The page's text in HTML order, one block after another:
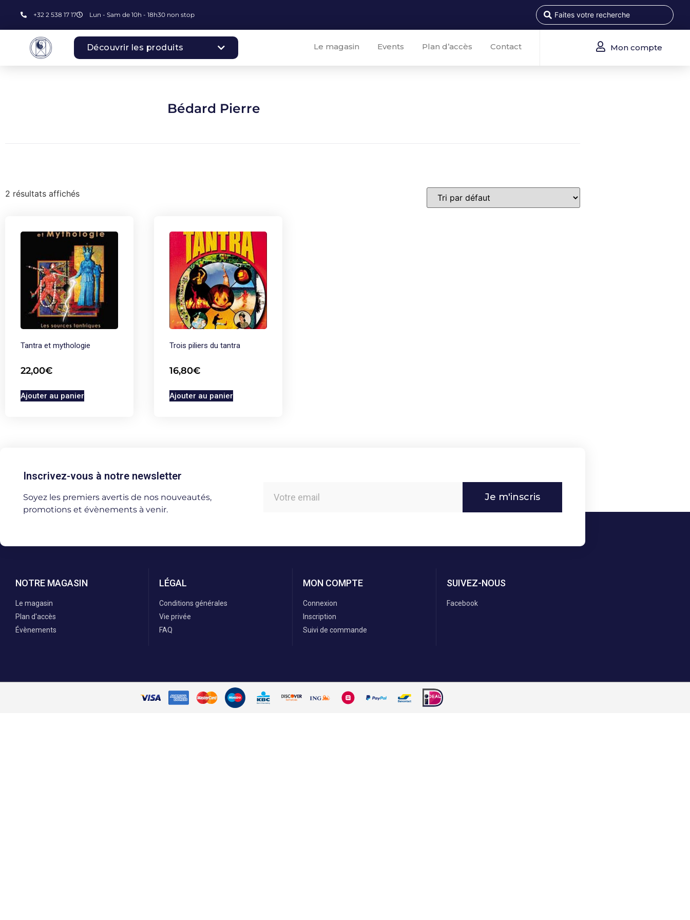
+32 2 538 17 17 Lun - Sam de 10h - 18h30 non stop
Découvrir les produits Le magasin Events Plan d’accès Contact Mon compte
Bédard Pierre
2 résultats affichés
Tantra et mythologie
22,00€
Ajouter au panier
Trois piliers du tantra
16,80€
Ajouter au panier
Inscrivez-vous à notre newsletter
Soyez les premiers avertis de nos nouveautés,
promotions et évènements à venir.
Je m'inscris
NOTRE MAGASIN
Le magasin
Plan d'accès
Évènements
LÉGAL
Conditions générales
Vie privée
FAQ
MON COMPTE
Connexion
Inscription
Suivi de commande
SUIVEZ-NOUS
Facebook